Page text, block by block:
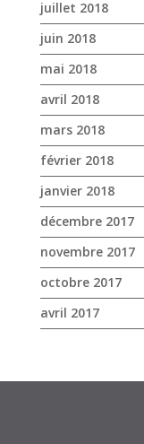
juillet 2018
juin 2018
mai 2018
avril 2018
mars 2018
février 2018
janvier 2018
décembre 2017
novembre 2017
octobre 2017
avril 2017